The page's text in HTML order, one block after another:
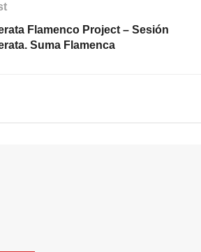
Flamenco Project – Sesión
Suma Flamenca